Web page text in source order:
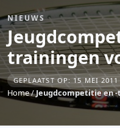
NIEUWS
trainingen
GEPLAATST OP: 15 MEI 2011
Home/Jeugdcompetitie en